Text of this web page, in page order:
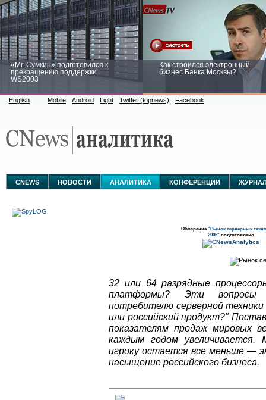
«Mr. Сумкин» подготовился к
прекращению поддержки
WS2003
Как строился электронный
бизнес Банка Москвы?
аналитике
English Mobile Android Light Twitter (topnews) Facebook
CNEWS НОВОСТИ АНАЛИТИКА КОНФЕРЕНЦИИ
Обозрение"Рынок серверных
2005" подготовлено
32 или 64 разрядные
платформы? Эти вопросы
потребителю серверной
или российский продукт?"
показателям продаж мировых
каждым годом
игроку остается все меньше —
насыщение российского бизнеса.